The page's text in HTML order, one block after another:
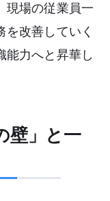
現場の従業員一
を改善していく
能力へと昇華し
壁」と一